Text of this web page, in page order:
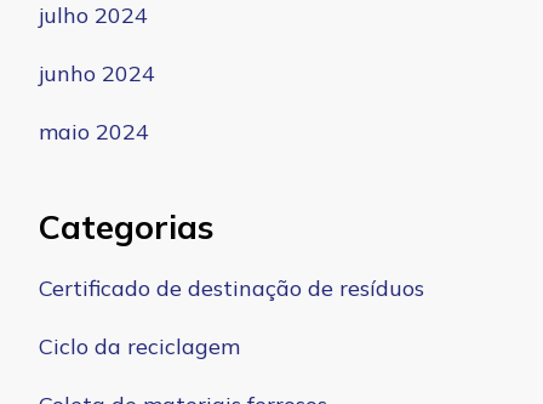
julho 2024
junho 2024
maio 2024
Categorias
Certificado de destinação de resíduos
Ciclo da reciclagem